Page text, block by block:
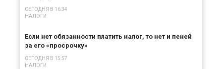
СЕГОДНЯ В 16:34
НАЛОГИ
Если нет обязанности платить налог, то нет и пеней
за его «просрочку»
СЕГОДНЯ В 15:57
НАЛОГИ